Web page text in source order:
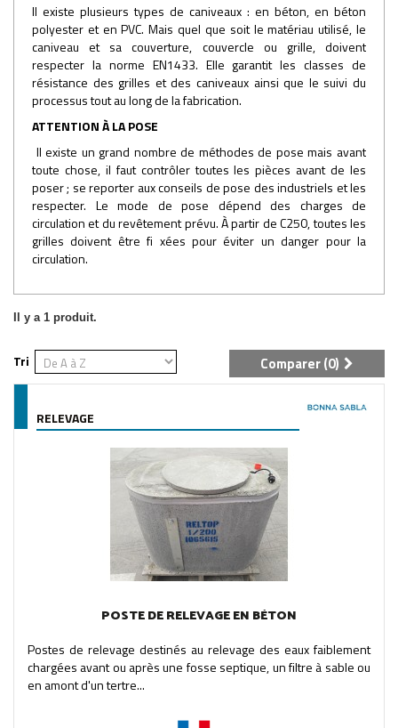
Il existe plusieurs types de caniveaux : en béton, en béton
polyester et en PVC. Mais quel que soit le matériau utilisé, le
caniveau et sa couverture, couvercle ou grille, doivent
respecter la norme EN1433. Elle garantit les classes de
résistance des grilles et des caniveaux ainsi que le suivi du
processus tout au long de la fabrication.
ATTENTION À LA POSE
Il existe un grand nombre de méthodes de pose mais avant
toute chose, il faut contrôler toutes les pièces avant de les
poser ; se reporter aux conseils de pose des industriels et les
respecter. Le mode de pose dépend des charges de
circulation et du revêtement prévu. À partir de C250, toutes les
grilles doivent être fi xées pour éviter un danger pour la
circulation.
Il y a 1 produit.
Tri Comparer (0)
RELEVAGE
POSTE DE RELEVAGE EN BÉTON
Postes de relevage destinés au relevage des eaux faiblement
chargées avant ou après une fosse septique, un filtre à sable ou
en amont d'un tertre...